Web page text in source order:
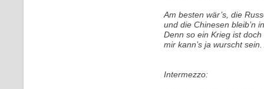
Am besten wär’s, die
und die Chinesen bleib’n
Denn so ein Krieg ist doch
mir kann’s ja wurscht
Intermezzo: